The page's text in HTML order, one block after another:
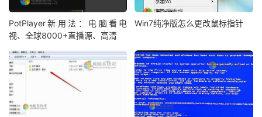
PotPlayer新用法：电脑看电
视、全球8000+直播源、高清
Win7纯净版怎么更改鼠标指针